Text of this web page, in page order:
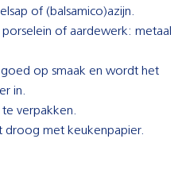
of (balsamico)azijn.
porselein of aardewerk: metaal
op smaak en wordt het
in.
verpakken.
droog met keukenpapier.